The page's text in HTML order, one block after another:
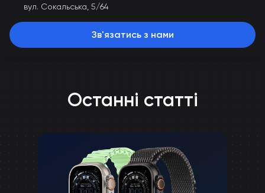
вул. Сокальська, 5/64
Зв'язатись з нами
Останні статті